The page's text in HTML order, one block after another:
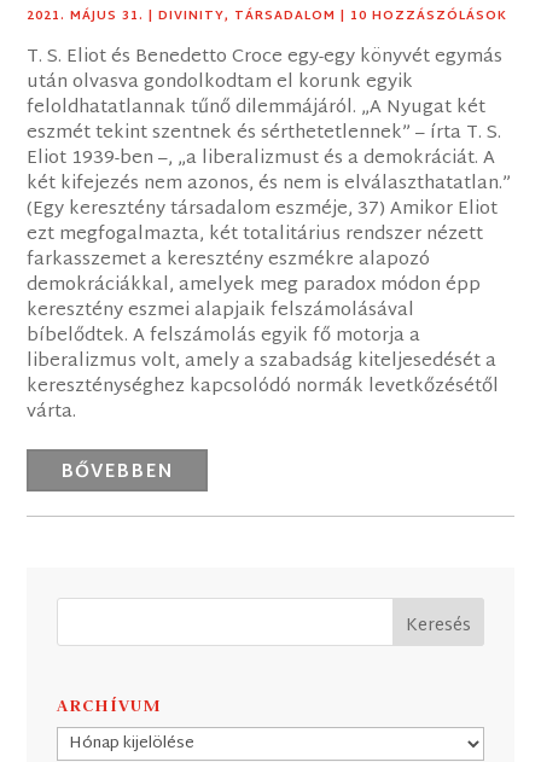
2021. MÁJUS 31. |DIVINITY, TÁRSADALOM | 10 HOZZÁSZÓLÁSOK
T. S. Eliot és Benedetto Croce egy-egy könyvét egymás
után olvasva gondolkodtam el korunk egyik
feloldhatatlannak tűnő dilemmájáról. „A Nyugat két
eszmét tekint szentnek és sérthetetlennek” – írta T. S.
Eliot 1939-ben –, „a liberalizmust és a demokráciát. A
két kifejezés nem azonos, és nem is elválaszthatatlan.”
(Egy keresztény társadalom eszméje, 37) Amikor Eliot
ezt megfogalmazta, két totalitárius rendszer nézett
farkasszemet a keresztény eszmékre alapozó
demokráciákkal, amelyek meg paradox módon épp
keresztény eszmei alapjaik felszámolásával
bíbelődtek. A felszámolás egyik fő motorja a
liberalizmus volt, amely a szabadság kiteljesedését a
kereszténységhez kapcsolódó normák levetkőzésétől
várta.
BŐVEBBEN
ARCHÍVUM
Archívum